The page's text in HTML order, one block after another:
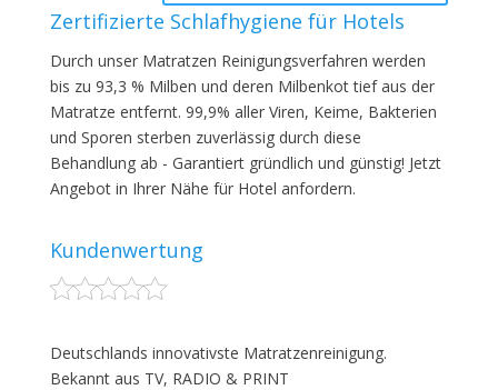
Zertifizierte Schlafhygiene für Hotels
Durch unser Matratzen Reinigungsverfahren werden
bis zu 93,3 % Milben und deren Milbenkot tief aus der
Matratze entfernt. 99,9% aller Viren, Keime, Bakterien
und Sporen sterben zuverlässig durch diese
Behandlung ab - Garantiert gründlich und günstig! Jetzt
Angebot in Ihrer Nähe für Hotel anfordern.
Kundenwertung
Deutschlands innovativste Matratzenreinigung.
Bekannt aus TV, RADIO & PRINT